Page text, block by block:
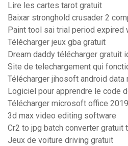
Lire les cartes tarot gratuit
Baixar stronghold crusader 2
Paint tool sai trial period expired
Télécharger jeux gba gratuit
Dream daddy télécharger gratuit
Site de telechargement qui
Télécharger jihosoft android data
Logiciel pour apprendre le code
Télécharger microsoft office
3d max video editing software
Cr2 to jpg batch converter gratuit
Jeux de voiture driving gratuit